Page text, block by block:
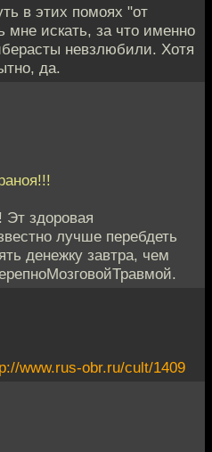
в этих помоях "от
мне искать, за что именно
невзлюбили. Хотя
да.
Эт здоровая
лучше перебдеть
денежку завтра, чем
www.rus-obr.ru/cult/1409